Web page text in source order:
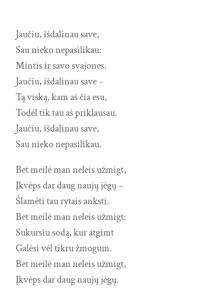
Jaučiu, išdalinau save,
Sau nieko nepasilikau:
Mintis ir savo svajones.
Jaučiu, išdalinau save –
Tą viską, kam aš čia esu,
Todėl tik tau aš priklausau.
Jaučiu, išdalinau save,
Sau nieko nepasilikau.
Bet meilė man neleis užmigt,
Įkvėps dar daug naujų jėgų –
Šlamėti tau rytais anksti.
Bet meilė man neleis užmigt:
Sukursiu sodą, kur atgimt
Galėsi vėl tikru žmogum.
Bet meilė man neleis užmigt,
Įkvėps dar daug naujų jėgų.